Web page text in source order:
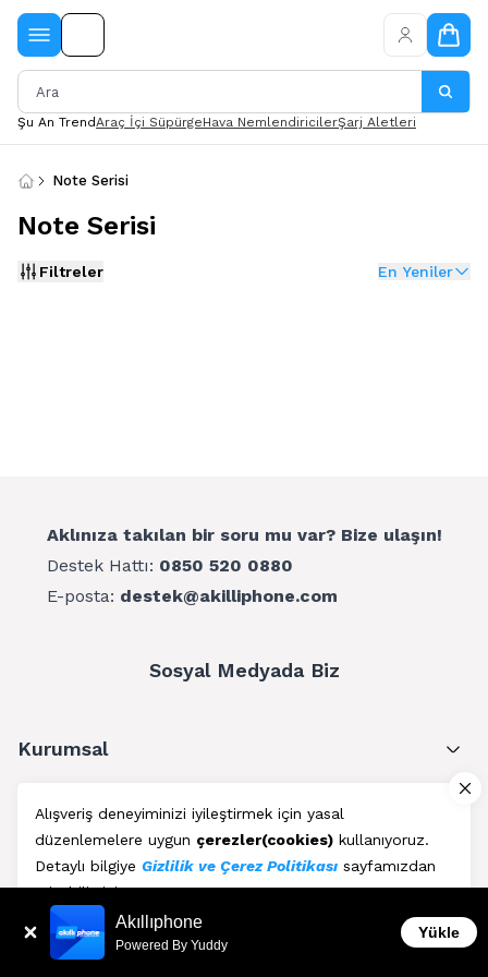
Alışveriş deneyiminizi iyileştirmek için yasal
düzenlemelere uygun çerezler(cookies) kullanıyoruz.
Detaylı bilgiye Gizlilik ve Çerez Politikası sayfamızdan
erişebilirsiniz.
Kabul Et
Şu An TrendAraç İçi SüpürgeHava NemlendiricilerŞarj Aletleri
Note Serisi
Note Serisi
Filtreler En Yeniler
Aklınıza takılan bir soru mu var? Bize ulaşın!
Destek Hattı: 0850 520 0880
E-posta: destek@akilliphone.com
Sosyal Medyada Biz
Kurumsal
Müşteri Hizmetleri
Üyelik
Blog Akıllıphone
Powered By Yuddy
Yükle